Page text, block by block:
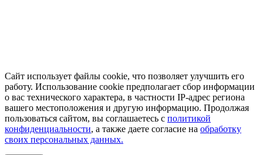
Сайт использует файлы cookie, что позволяет улучшить его
работу. Использование cookie предполагает сбор информации
о вас технического характера, в частности IP-адрес региона
вашего местоположения и другую информацию. Продолжая
пользоваться сайтом, вы соглашаетесь с политикой
конфиденциальности, а также даете согласие на обработку
своих персональных данных.